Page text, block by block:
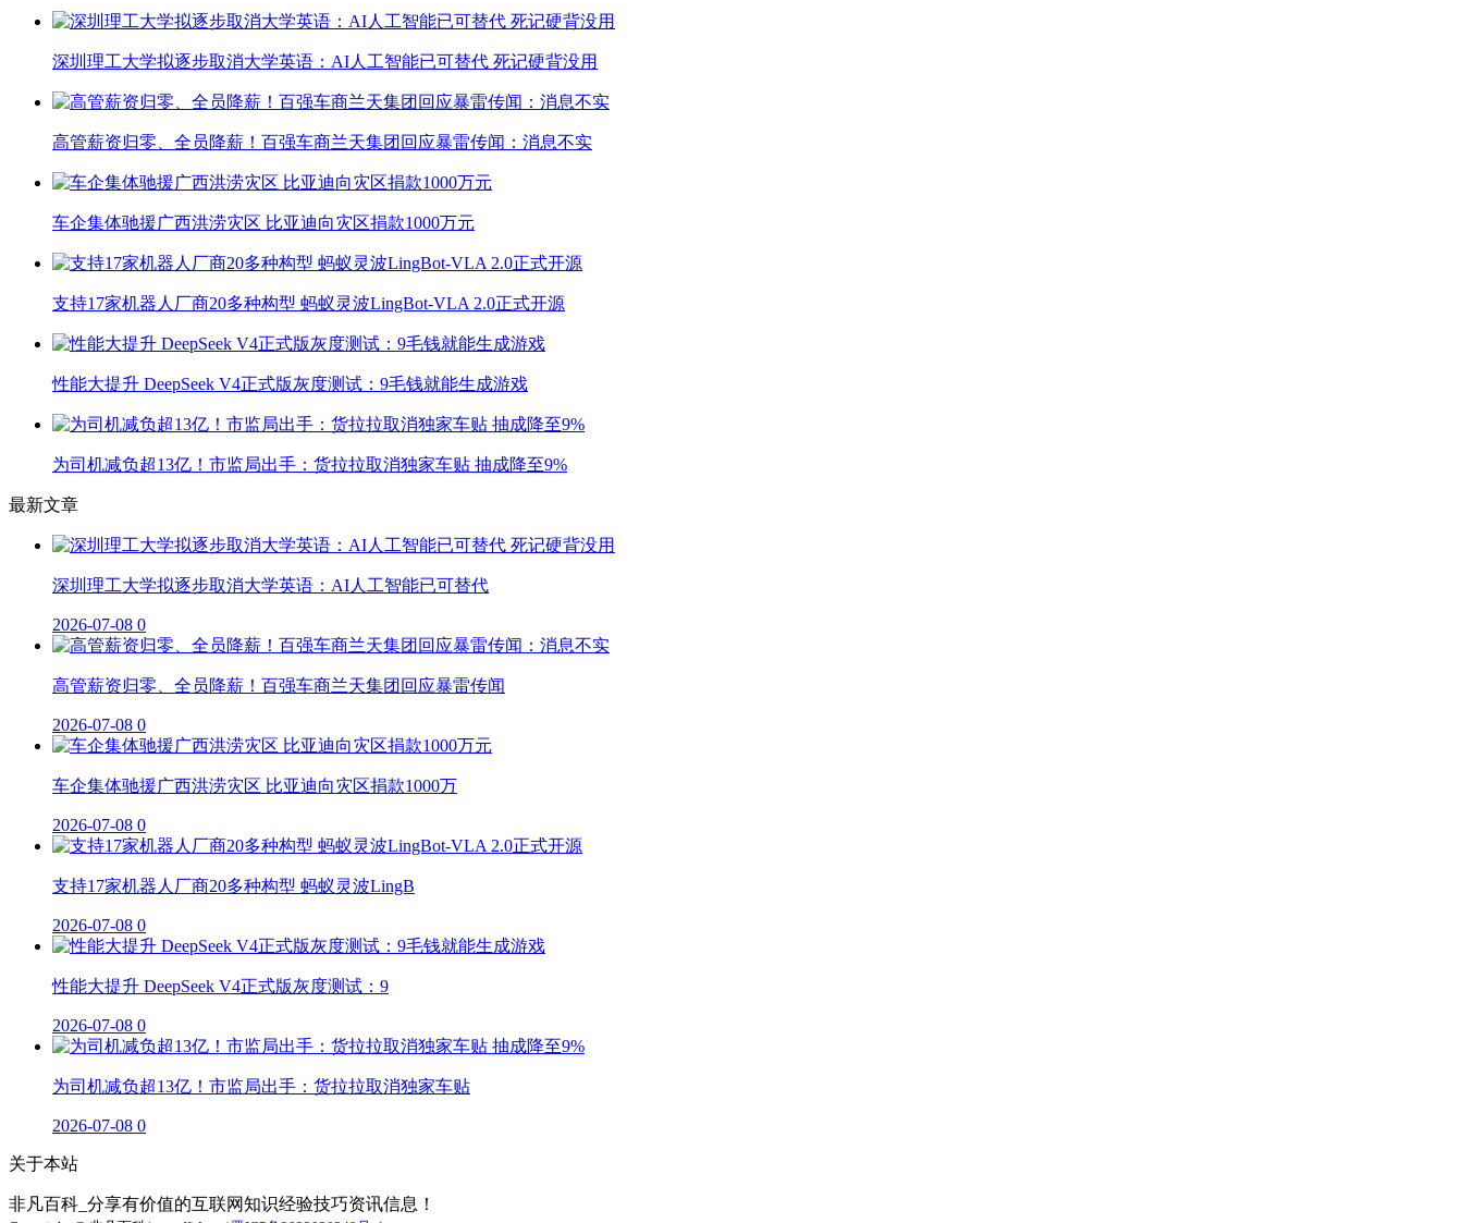
深圳理工大学拟逐步取消大学英语：AI人工智能已可替代 死记硬背没用
高管薪资归零、全员降薪！百强车商兰天集团回应暴雷传闻：消息不实
车企集体驰援广西洪涝灾区 比亚迪向灾区捐款1000万元
支持17家机器人厂商20多种构型 蚂蚁灵波LingBot-VLA 2.0正式开源
性能大提升 DeepSeek V4正式版灰度测试：9毛钱就能生成游戏
为司机减负超13亿！市监局出手：货拉拉取消独家车贴 抽成降至9%
最新文章
深圳理工大学拟逐步取消大学英语：AI人工智能已可替代
2026-07-08 0
高管薪资归零、全员降薪！百强车商兰天集团回应暴雷传闻
2026-07-08 0
车企集体驰援广西洪涝灾区 比亚迪向灾区捐款1000万
2026-07-08 0
支持17家机器人厂商20多种构型 蚂蚁灵波LingB
2026-07-08 0
性能大提升 DeepSeek V4正式版灰度测试：9
2026-07-08 0
为司机减负超13亿！市监局出手：货拉拉取消独家车贴
2026-07-08 0
关于本站
非凡百科_分享有价值的互联网知识经验技巧资讯信息！